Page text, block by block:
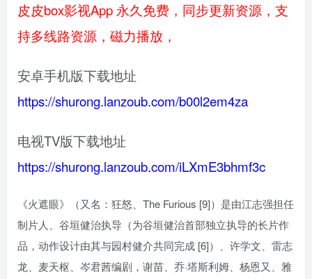
皮皮box影视App 永久免费，同步更新资源，支
持多线路资源，磁力播放，
安卓手机版下载地址
https://shurong.lanzoub.com/b00l2em4za
电视TV版下载地址
https://shurong.lanzoub.com/iLXmE3bhmf3c
《火遮眼》（又名：狂怒、The Furious [9]）是由江志强担任
制片人、谷垣健治执导（为谷垣健治首部独立执导的长片作
品，动作设计由其与园村健介共同完成 [6]）、许学文、雷志
龙、麦天枢、岑君茜编剧，谢苗、乔·塔斯利姆、杨恩又、雅